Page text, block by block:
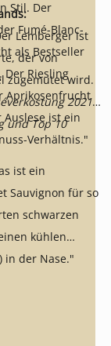
Stil. Der
Fumé-Blanc-
als Bestseller
Riesling
Aprikosenfrucht
ist ein
Verhältnis."
Lemberger ist
der von
zugemutet wird.
2021
und Top 10
ist ein
Sauvignon für so
schwarzen
kühlen
in der Nase."